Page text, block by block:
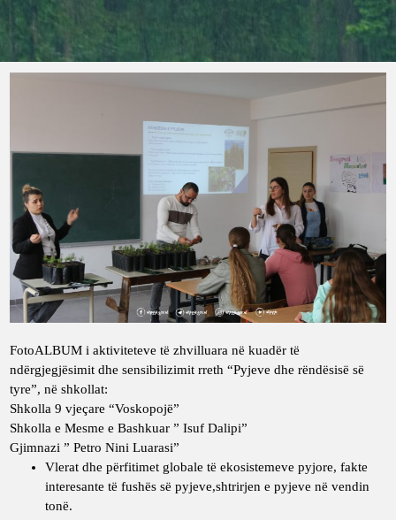
FotoALBUM i aktiviteteve të zhvilluara në kuadër të
ndërgjegjësimit dhe sensibilizimit rreth “Pyjeve dhe rëndësisë së
tyre”, në shkollat:
Shkolla 9 vjeçare “Voskopojë”
Shkolla e Mesme e Bashkuar ” Isuf Dalipi”
Gjimnazi ” Petro Nini Luarasi”
Vlerat dhe përfitimet globale të ekosistemeve pyjore, fakte
interesante të fushës së pyjeve,shtrirjen e pyjeve në vendin
tonë.